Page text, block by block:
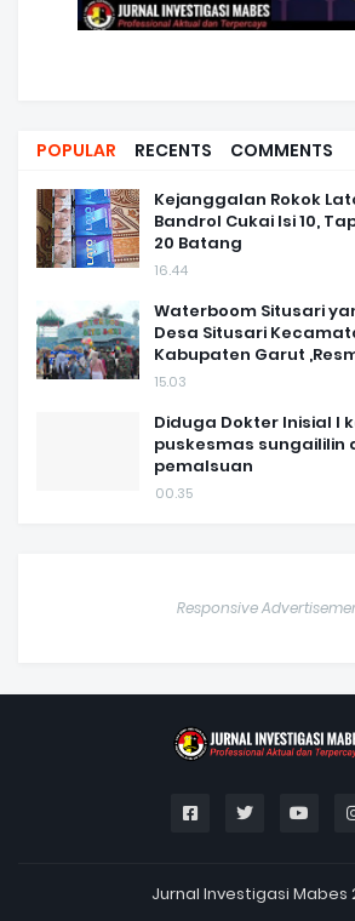
POPULAR RECENTS COMMENTS
Kejanggalan Rokok
Bandrol Cukai Isi 10,
20 Batang
16.44
Waterboom Situsari
Desa Situsari
Kabupaten Garut
15.03
Diduga Dokter Inisial I
puskesmas sungaililin
pemalsuan
00.35
Responsive
Jurnal Investigasi Mabes